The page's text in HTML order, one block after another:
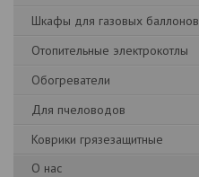
Шкафы для газовых баллонов
Отопительные электрокотлы
Обогреватели
Для пчеловодов
Коврики грязезащитные
О нас